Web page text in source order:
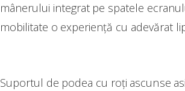
mânerului integrat pe spatele
mobilitate o experiență cu adevărat
Suportul de podea cu roți ascunse